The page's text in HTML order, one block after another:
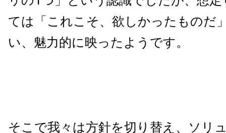
ては「これこそ、欲しかったものだ
い、魅力的に映ったようです。
そこで我々は方針を切り替え、ソリ